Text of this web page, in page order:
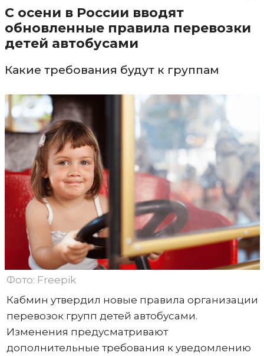
С осени в России вводят
обновленные правила перевозки
детей автобусами
Какие требования будут к группам
Фото: Freepik
Кабмин утвердил новые правила организации
перевозок групп детей автобусами.
Изменения предусматривают
дополнительные требования к уведомлению